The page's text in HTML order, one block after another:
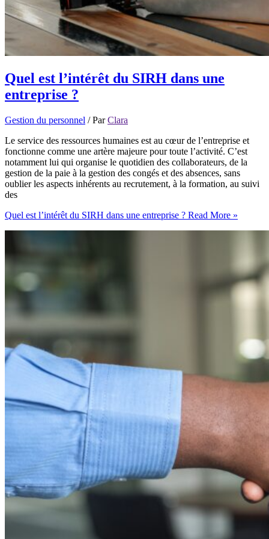
Quel est l’intérêt du SIRH dans une
entreprise ?
Gestion du personnel / ParClara
Le service des ressources humaines est au cœur de l’entreprise et
fonctionne comme une artère majeure pour toute l’activité. C’est
notamment lui qui organise le quotidien des collaborateurs, de la
gestion de la paie à la gestion des congés et des absences, sans
oublier les aspects inhérents au recrutement, à la formation, au suivi
des
Quel est l’intérêt du SIRH dans une entreprise ? Read More »